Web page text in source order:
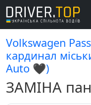
Volkswagen
кардинал
Auto 🖤)
ЗАМІНА